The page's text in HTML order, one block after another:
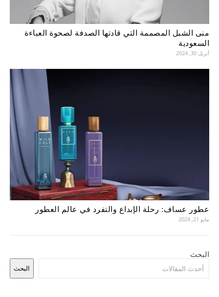
منى الشبل المصممة التي قادتها الصدفة لصحوة العباءة
السعودية
أبريل 30, 2024
عطور عساف: رحلة الإبداع والتفرد في عالم العطور
مايو 21, 2024
البحث
البحث